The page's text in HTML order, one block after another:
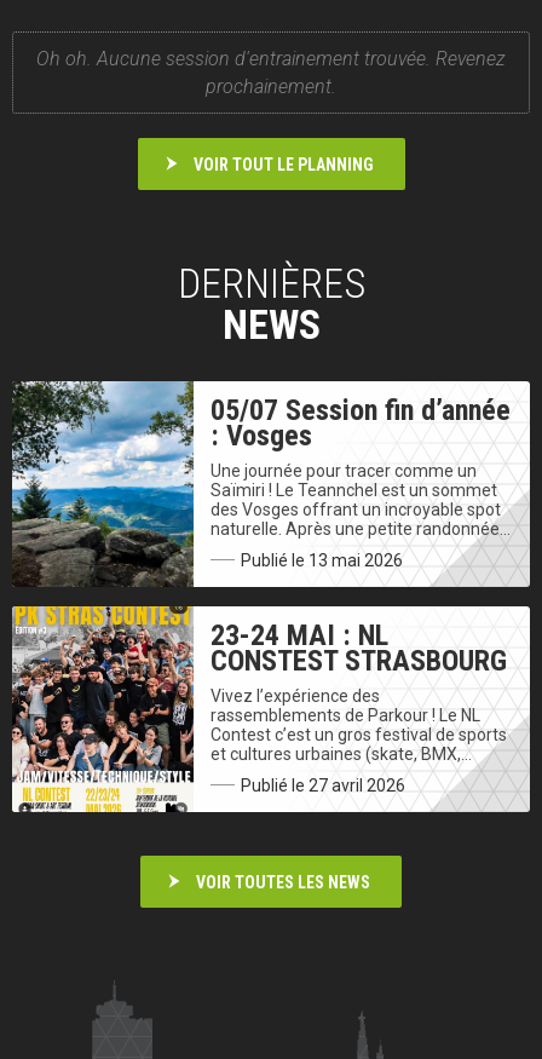
Oh oh. Aucune session d'entrainement trouvée. Revenez
prochainement.
VOIR TOUT LE PLANNING
DERNIÈRES
NEWS
05/07 Session fin d’année
: Vosges
Une journée pour tracer comme un
Saïmiri ! Le Teannchel est un sommet
des Vosges offrant un incroyable spot
naturelle. Après une petite randonnée…
Publié le 13 mai 2026
23-24 MAI : NL
CONSTEST STRASBOURG
Vivez l’expérience des
rassemblements de Parkour ! Le NL
Contest c’est un gros festival de sports
et cultures urbaines (skate, BMX,…
Publié le 27 avril 2026
VOIR TOUTES LES NEWS